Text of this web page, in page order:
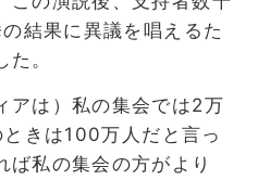
結果に異議を唱えるた
。
アは）私の集会では2万
きは100万人だと言っ
ば私の集会の方がより